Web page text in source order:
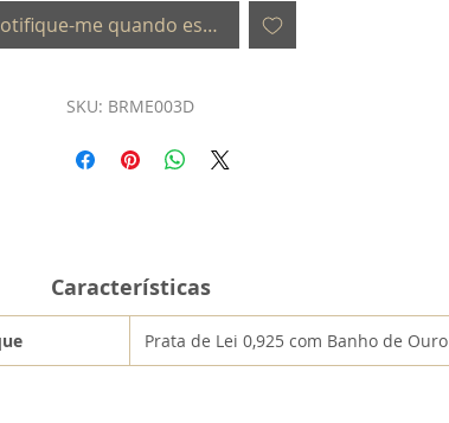
me quando estiver disponível
SKU: BRME003D
Características
Prata de Lei 0,925 com Banho de Ouro